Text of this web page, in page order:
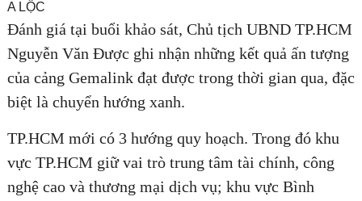
A LỘC
Đánh giá tại buổi khảo sát, Chủ tịch UBND TP.HCM
Nguyễn Văn Được ghi nhận những kết quả ấn tượng
của cảng Gemalink đạt được trong thời gian qua, đặc
biệt là chuyển hướng xanh.
TP.HCM mới có 3 hướng quy hoạch. Trong đó khu
vực TP.HCM giữ vai trò trung tâm tài chính, công
nghệ cao và thương mại dịch vụ; khu vực Bình